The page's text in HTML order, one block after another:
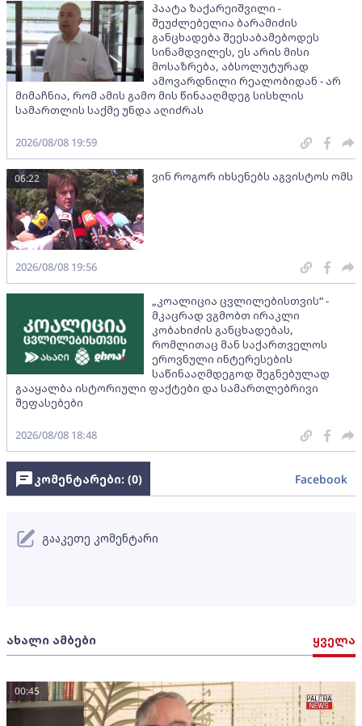
პაატა ზაქარეიშვილი -
შეუძლებელია ბარამიძის
განცხადება შეესაბამებოდეს
სინამდვილეს, ეს არის მისი
მოსაზრება, აბსოლუტურად
ამოვარდნილი რეალობიდან - არ
მიმაჩნია, რომ ამის გამო მის წინააღმდეგ სისხლის
სამართლის საქმე უნდა აღიძრას
2026/08/08 19:59
ვინ როგორ იხსენებს აგვისტოს ომს
06:22
2026/08/08 19:56
„კოალიცია ცვლილებისთვის“ -
მკაცრად ვგმობთ ირაკლი
კობახიძის განცხადებას,
რომლითაც მან საქართველოს
ეროვნული ინტერესების
საწინააღმდეგოდ შეგნებულად
გააყალბა ისტორიული ფაქტები და სამართლებრივი
შეფასებები
2026/08/08 18:48
ახალი ამბები ყველა
00:45
კომენტარები: (0) Facebook
გააკეთე კომენტარი